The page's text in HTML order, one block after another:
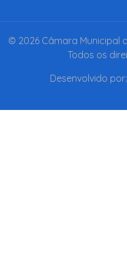
© 2026 Câmara Municipal
Todos os
Desenvolvido por: